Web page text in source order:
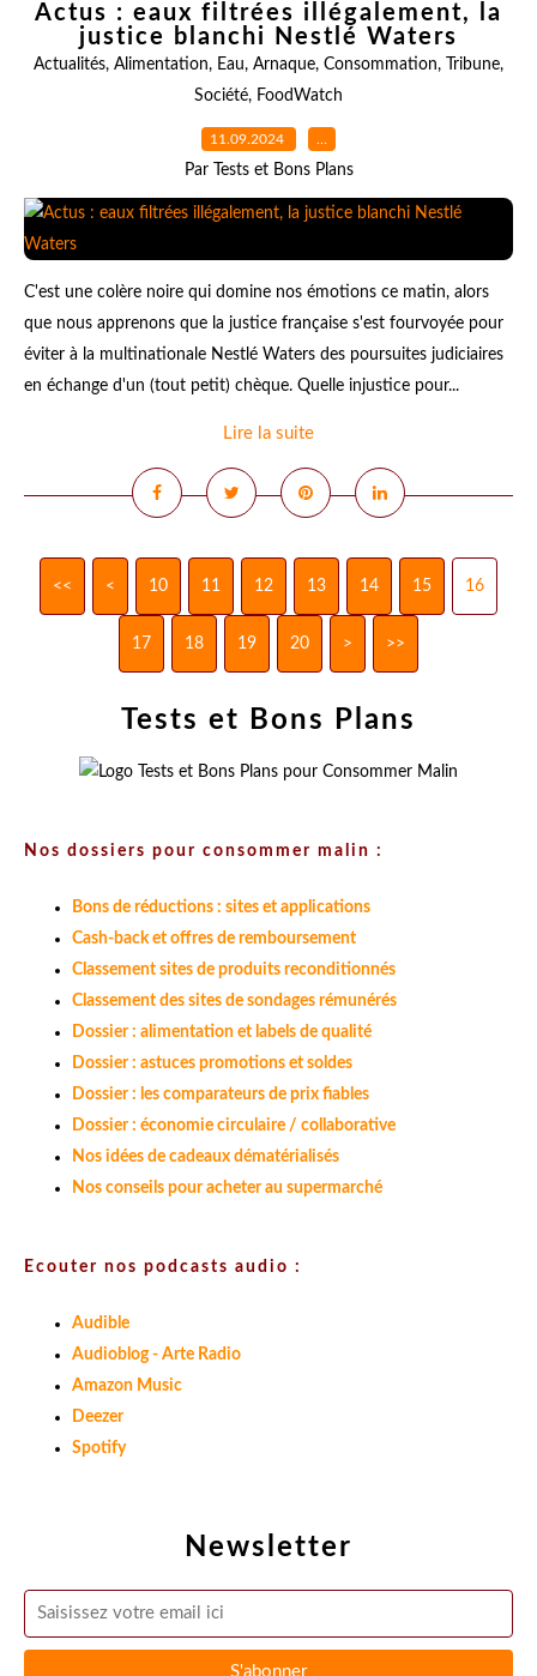
Actus : eaux filtrées illégalement, la
justice blanchi Nestlé Waters
Actualités, Alimentation, Eau, Arnaque, Consommation, Tribune,
Société, FoodWatch
11.09.2024 …
Par Tests et Bons Plans
C'est une colère noire qui domine nos émotions ce matin, alors
que nous apprenons que la justice française s'est fourvoyée pour
éviter à la multinationale Nestlé Waters des poursuites judiciaires
en échange d'un (tout petit) chèque. Quelle injustice pour...
Lire la suite
<< < 10 11 12 13 14 15 16
17 18 19 20 30
40
50
> >>
Newsletter
Tests et Bons Plans
Nos dossiers pour consommer malin :
Bons de réductions : sites et applications
Cash-back et offres de remboursement
Classement sites de produits reconditionnés
Classement des sites de sondages rémunérés
Dossier : alimentation et labels de qualité
Dossier : astuces promotions et soldes
Dossier : les comparateurs de prix fiables
Dossier : économie circulaire / collaborative
Nos idées de cadeaux dématérialisés
Nos conseils pour acheter au supermarché
Ecouter nos podcasts audio :
Audible
Audioblog - Arte Radio
Amazon Music
Deezer
Spotify